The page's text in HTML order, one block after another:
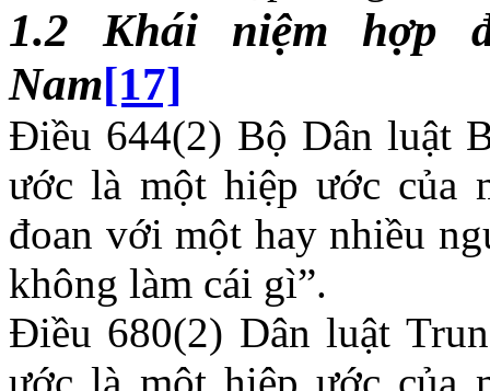
1.2 Khái niệm hợp
Nam[17]
Điều 644(2) Bộ Dân luật
ước là một hiệp ước của
đoan với một hay nhiều
không làm cái gì”.
Điều 680(2) Dân luật
ước là một hiệp ước của